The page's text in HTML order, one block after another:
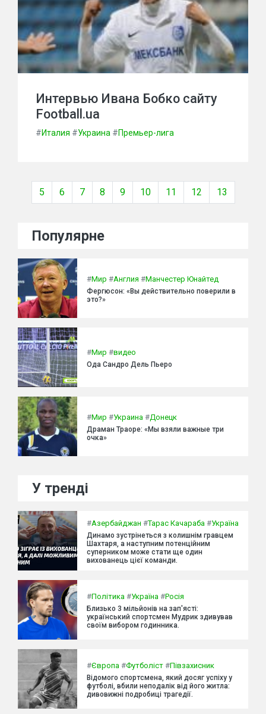
Интервью Ивана Бобко сайту
Football.ua
#Италия #Украина #Премьер-лига
5 6 7 8 9 10 11 12 13
Популярне
#Мир #Англия #Манчестер Юнайтед
Фергюсон: «Вы действительно поверили в
это?»
#Мир #видео
Ода Сандро Дель Пьеро
#Мир #Украина #Донецк
Драман Траоре: «Мы взяли важные три
очка»
У тренді
#Азербайджан #Тарас Качараба #Україна
Динамо зустрінеться з колишнім гравцем
Шахтаря, а наступним потенційним
суперником може стати ще один
вихованець цієї команди.
#Політика #Україна #Росія
Близько 3 мільйонів на зап'ясті:
український спортсмен Мудрик здивував
своїм вибором годинника.
#Європа #Футболіст #Півзахисник
Відомого спортсмена, який досяг успіху у
футболі, вбили неподалік від його житла:
дивовижні подробиці трагедії.